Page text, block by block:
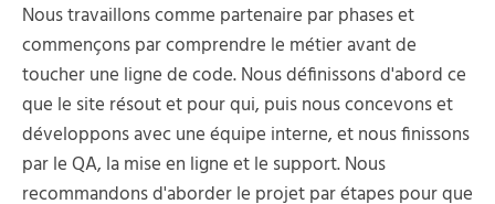
Nous travaillons comme partenaire par phases et
commençons par comprendre le métier avant de
toucher une ligne de code. Nous définissons d'abord ce
que le site résout et pour qui, puis nous concevons et
développons avec une équipe interne, et nous finissons
par le QA, la mise en ligne et le support. Nous
recommandons d'aborder le projet par étapes pour que